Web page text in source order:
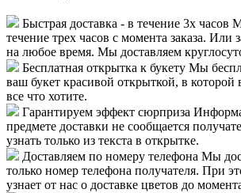
Быстрая доставка - в течение 3х часов
течение трех часов с момента заказа. Или
на любое время. Мы доставляем
Бесплатная открытка к букету Мы
ваш букет красивой открыткой, в которой
все что хотите.
Гарантируем эффект сюрприза
предмете доставки не сообщается
узнать только из текста в открытке.
Доставляем по номеру телефона Мы
только номер телефона получателя. При
узнает от нас о доставке цветов до